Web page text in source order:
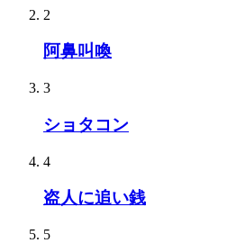
2
阿鼻叫喚
3
ショタコン
4
盗人に追い銭
5